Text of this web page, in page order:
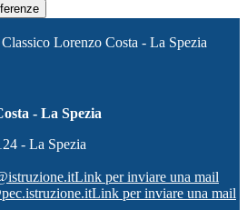
Lorenzo Costa - La Spezia
- La Spezia
- La Spezia
Link per inviare una mail
Link per inviare una mail